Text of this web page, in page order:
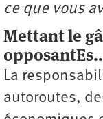
ce que vous
Mettant le
La
autoroutes,